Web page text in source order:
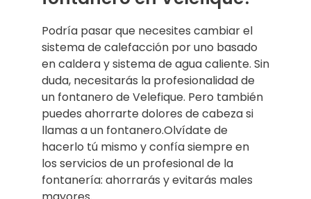
Podría pasar que necesites cambiar el
sistema de calefacción por uno basado
en caldera y sistema de agua caliente. Sin
duda, necesitarás la profesionalidad de
un fontanero de Velefique. Pero también
puedes ahorrarte dolores de cabeza si
llamas a un fontanero.Olvídate de
hacerlo tú mismo y confía siempre en
los servicios de un profesional de la
fontanería: ahorrarás y evitarás males